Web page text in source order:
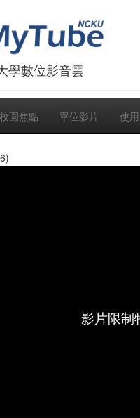
學數位影音雲
校園焦點 單位影片 使
影片限制